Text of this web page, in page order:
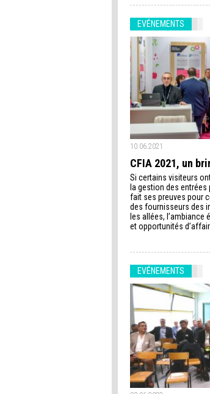
EVÉNEMENTS
10.06.2021
CFIA 2021, un
Si certains visiteurs
la gestion des entrées
fait ses preuves pour
des fournisseurs des
les allées, l’ambiance
et opportunités
EVÉNEMENTS